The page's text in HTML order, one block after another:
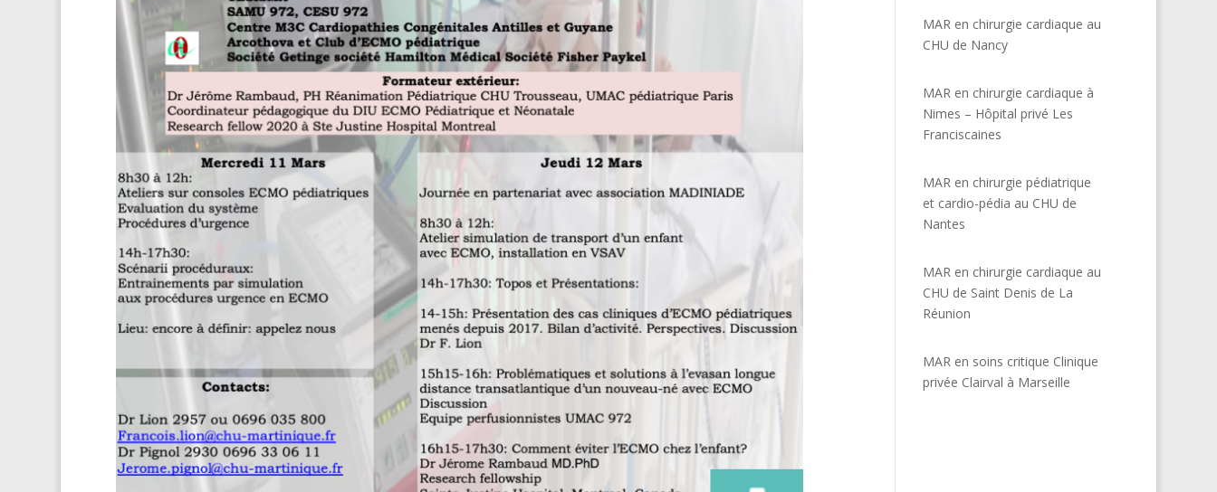
MAR en chirurgie cardiaque au
CHU de Nancy
MAR en chirurgie cardiaque à
Nimes – Hôpital privé Les
Franciscaines
MAR en chirurgie pédiatrique
et cardio-pédia au CHU de
Nantes
MAR en chirurgie cardiaque au
CHU de Saint Denis de La
Réunion
MAR en soins critique Clinique
privée Clairval à Marseille